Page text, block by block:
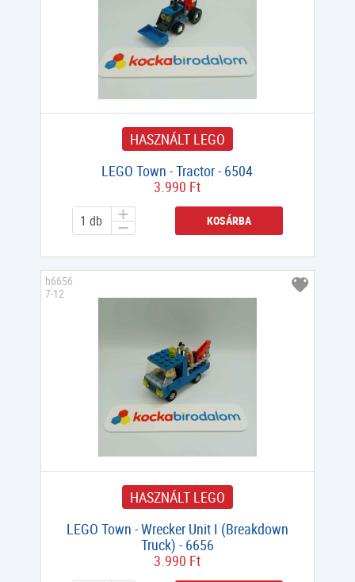
HASZNÁLT LEGO
LEGO Town - Tractor - 6504
3.990 Ft
KOSÁRBA
HASZNÁLT LEGO
LEGO Town - Wrecker Unit I (Breakdown
Truck) - 6656
3.990 Ft
h6656
7-12